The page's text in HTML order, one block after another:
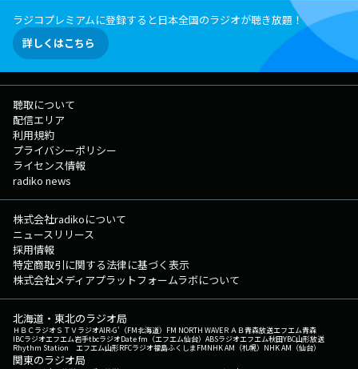
ラジコプレミアムに登録すると日本全国のラジオが聴き放題！
詳しくはこちら
聴取について
配信エリア
利用規約
プライバシーポリシー
ライセンス情報
radiko news
株式会社radikoについて
ニュースリリース
採用情報
特定商取引に関する法律に基づく表示
株式会社メディアプラットフォームラボについて
北海道・東北のラジオ局
ＨＢＣラジオＳＴＶラジオAIR-G'（FM北海道） FM NORTH WAVEＲＡＢ青森放送エフエム青森
IBCラジオエフエム岩手tbcラジオDate fm（エフエム仙台） ABSラジオエフエム秋田YBC山形放送
Rhythm Station エフエム山形RFCラジオ福島ふくしまFMNHK AM（札幌） NHK AM（仙台）
関東のラジオ局